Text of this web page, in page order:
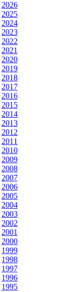
2026
2025
2024
2023
2022
2021
2020
2019
2018
2017
2016
2015
2014
2013
2012
2011
2010
2009
2008
2007
2006
2005
2004
2003
2002
2001
2000
1999
1998
1997
1996
1995